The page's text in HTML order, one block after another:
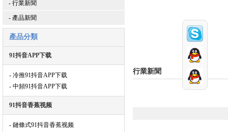
- 行業新聞
- 產品新聞
產品分類
91抖音APP下载
- 冷推91抖音APP下载
- 中頻91抖音APP下载
91抖音香蕉视频
- 鏈條式91抖音香蕉视频
行業新聞